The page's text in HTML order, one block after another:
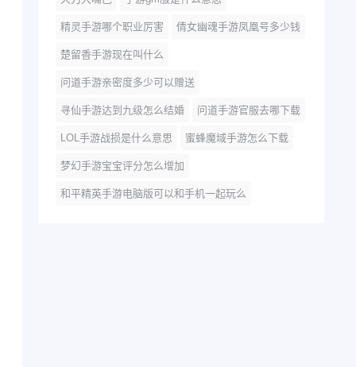
精灵手游哪个职业厉害 倩女幽魂手游凤凰号多少钱
楚留香手游现在叫什么
问道手游亲密度多少可以赠送
寻仙手游达到九级怎么结婚 问道手游官服去哪下载
LOL手游战损是什么意思 蜜蜂魔域手游怎么下载
梦幻手游宝宝评分怎么增加
和平精英手游电脑版可以和手机一起玩么